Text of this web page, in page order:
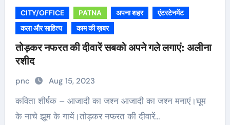
CITY/OFFICE PATNA अपना शहर
एंटरटेनमेंट
कला और साहित्य
काम की ख़बर
तोड़कर नफरत की दीवारें सबको अपने गले लगाएं: अलीना
रशीद
pnc Aug 15, 2023
कविता शीर्षक – आजादी का जश्न आजादी का जश्न मनाएं।घूम
के नाचे झूम के गायें।तोड़कर नफरत की दीवारें…